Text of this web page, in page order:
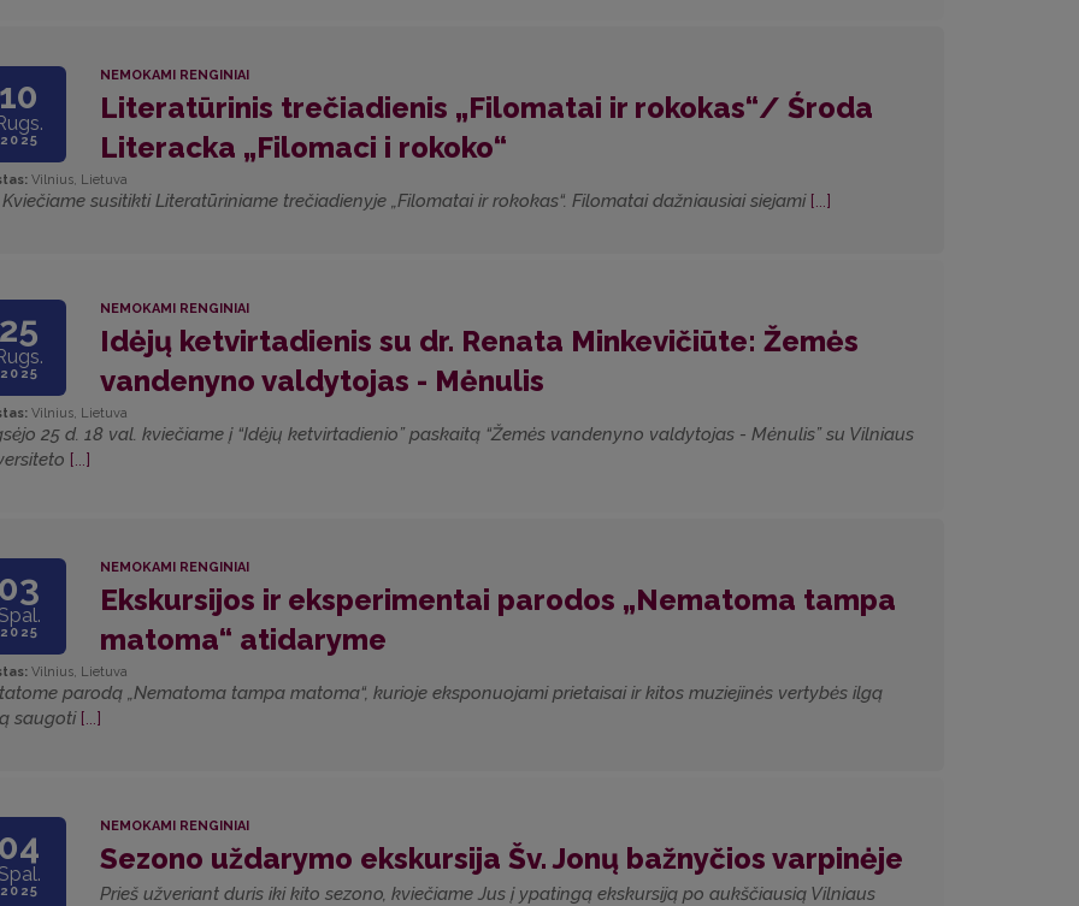
2025
NEMOKAMI RENGINIAI
Literatūrinis trečiadienis „Filomatai ir rokokas“/ Środa
Literacka „Filomaci i rokoko“
Vilnius, Lietuva
Kviečiame susitikti Literatūriniame trečiadienyje „Filomatai ir rokokas“. Filomatai dažniausiai siejami [...]
2025
NEMOKAMI RENGINIAI
Idėjų ketvirtadienis su dr. Renata Minkevičiūte: Žemės
vandenyno valdytojas - Mėnulis
Vilnius, Lietuva
25 d. 18 val. kviečiame į “Idėjų ketvirtadienio” paskaitą “Žemės vandenyno valdytojas - Mėnulis” su Vilniaus
[...]
2025
NEMOKAMI RENGINIAI
Ekskursijos ir eksperimentai parodos „Nematoma tampa
matoma“ atidaryme
Vilnius, Lietuva
parodą „Nematoma tampa matoma“, kurioje eksponuojami prietaisai ir kitos muziejinės vertybės ilgą
saugoti [...]
2025
NEMOKAMI RENGINIAI
Sezono uždarymo ekskursija Šv. Jonų bažnyčios varpinėje
Prieš užveriant duris iki kito sezono, kviečiame Jus į ypatingą ekskursiją po aukščiausią Vilniaus